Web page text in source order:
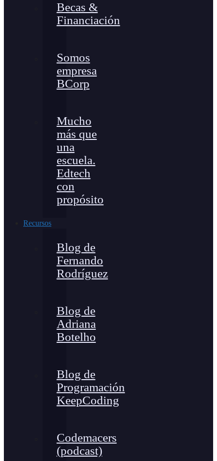
Becas &
Financiación
Somos
empresa
BCorp
Mucho
más que
una
escuela.
Edtech
con
propósito
Recursos
Blog de
Fernando
Rodríguez
Blog de
Adriana
Botelho
Blog de
Programación
KeepCoding
Codemacers
(podcast)